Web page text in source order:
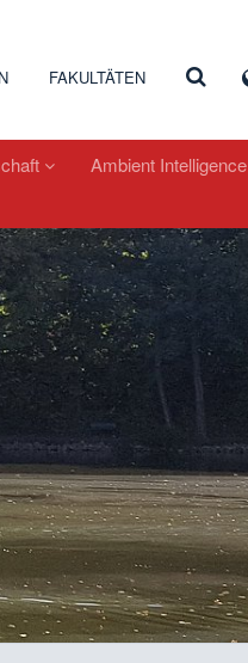
FAKULTÄTEN
Ambient Intelligence